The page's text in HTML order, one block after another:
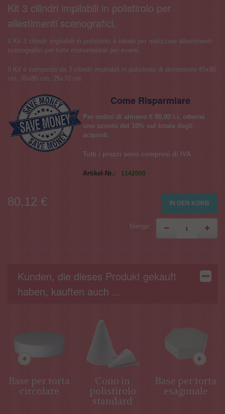
Kit 3 cilindri impilabili in polistirolo per
allestimenti scenografici.
Il Kit 3 cilindri impilabili in polistirolo è ideale per realizzare allestimenti
scenografici per torte monumentali per eventi.
Il Kit è composto da 3 cilindri impilabili in polistirolo di dimensioni 45x90
cm, 35x80 cm, 25x70 cm.
Come Risparmiare
Per ordini di almeno € 90,00 i.i. otterrai
uno sconto del 10% sul totale degli
acquisti.
Tutti i prezzi sono compresi di IVA
Artikel-Nr.: 1142000
80,12 € IN DEN KORB
Menge:
Kunden, die dieses Produkt gekauft
haben, kauften auch ...
Base per torta
circolare
Cono in
polistirolo
standard
Base per torta
esagonale